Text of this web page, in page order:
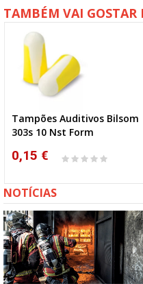
TAMBÉM VAI GOSTAR
Tampões Auditivos Bilsom
303s 10 Nst Form
0,15 €
NOTÍCIAS